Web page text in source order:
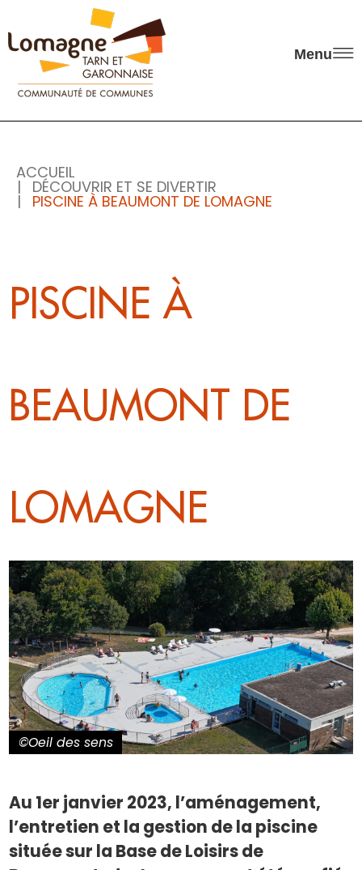
Panneau de gestion des cookies
Menu
ACCUEIL
DÉCOUVRIR ET SE DIVERTIR
PISCINE À BEAUMONT DE LOMAGNE
PISCINE À
BEAUMONT DE
LOMAGNE
©Oeil des sens
Au 1er janvier 2023, l’aménagement,
l’entretien et la gestion de la piscine
située sur la Base de Loisirs de